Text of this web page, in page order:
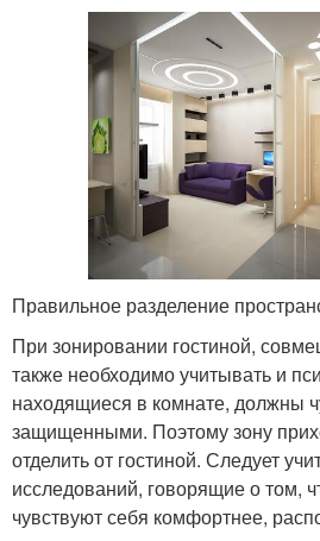
Правильное разделение
При зонировании гостиной,
также необходимо учитывать и
находящиеся в комнате, должны
защищенными. Поэтому зону
отделить от гостиной. Следует
исследований, говорящие о том,
чувствуют себя комфортнее,